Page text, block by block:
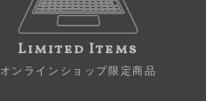
Limited Items
オンラインショップ限定商品